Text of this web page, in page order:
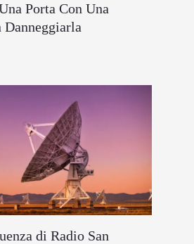
Porta Con Una
Danneggiarla
di Radio San